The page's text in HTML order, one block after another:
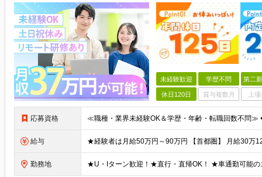
未経験歓迎 学歴不問 第二
休日120日 賞与複数月 上
応募資格
給与
勤務地